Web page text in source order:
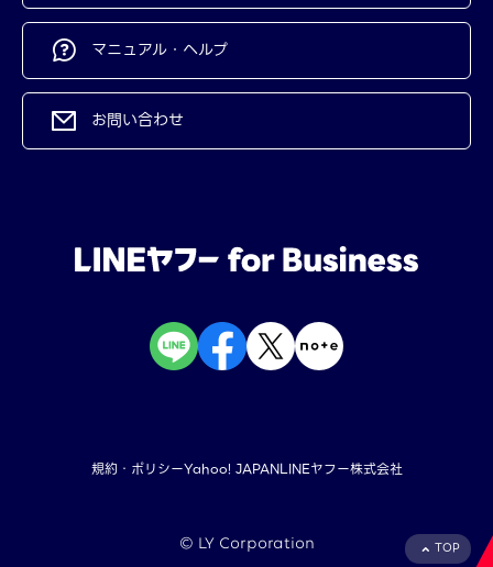
マニュアル・ヘルプ
お問い合わせ
TOP
規約・ポリシーYahoo! JAPANLINEヤフー株式会社
©︎ LY Corporation